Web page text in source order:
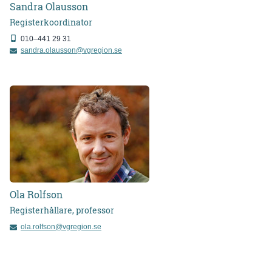
Sandra Olausson
Registerkoordinator
010–441 29 31
sandra.olausson@vgregion.se
Ola Rolfson
Registerhållare, professor
ola.rolfson@vgregion.se